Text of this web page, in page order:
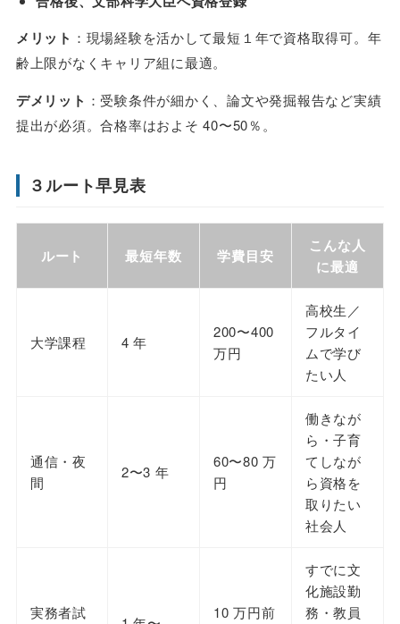
メリット ：現場経験を活かして最短１年で資格取得可。年
齢上限がなくキャリア組に最適。
デメリット ：受験条件が細かく、論文や発掘報告など実績
提出が必須。合格率はおよそ 40〜50％。
３ルート早見表
ルート 最短年数 学費目安
こんな人
に最適
大学課程 4 年
200〜400
万円
高校生／
フルタイ
ムで学び
たい人
通信・夜
間
2〜3 年
60〜80 万
円
働きなが
ら・子育
てしなが
ら資格を
取りたい
社会人
実務者試
10 万円前
すでに文
化施設勤
務・教員